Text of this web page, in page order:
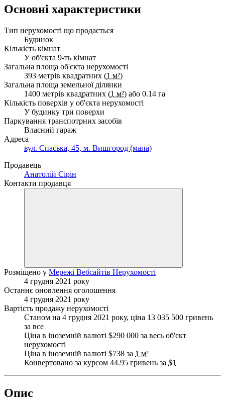
Основні характеристики
Тип нерухомості що продається
Будинок
Кількість кімнат
У об'єкта 9-ть кімнат
Загальна площа об'єкта нерухомості
393 метрів квадратних (1 м²)
Загальна площа земельної ділянки
1400 метрів квадратних (1 м²) або 0.14 га
Кількість поверхів у об'єкта нерухомості
У будинку три поверхи
Паркування транспотрних засобів
Власний гараж
Адреса
вул. Спаська, 45, м. Вишгород (мапа)
Продавець
Анатолій Сірін
Контакти продавця
Розміщено у Мережі Вебсайтів Нерухомості
4 грудня 2021 року
Останнє оновлення оголошення
4 грудня 2021 року
Вартість продажу нерухомості
Станом на 4 грудня 2021 року, ціна 13 035 500 гривень
за все
Ціна в іноземній валюті $290 000 за весь об'єкт
нерухомості
Ціна в іноземній валюті $738 за 1 м²
Конвертовано за курсом 44.95 гривень за $1
Опис